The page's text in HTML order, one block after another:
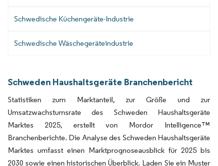
Schwedische Küchengeräte-Industrie
Schwedische Wäschegeräteindustrie
Schweden Haushaltsgeräte Branchenbericht
Statistiken zum Marktanteil, zur Größe und zur
Umsatzwachstumsrate des Schweden Haushaltsgeräte
Marktes 2025, erstellt von Mordor Intelligence™
Branchenberichte. Die Analyse des Schweden Haushaltsgeräte
Marktes umfasst einen Marktprognoseausblick für 2025 bis
2030 sowie einen historischen Überblick. Laden Sie ein Muster